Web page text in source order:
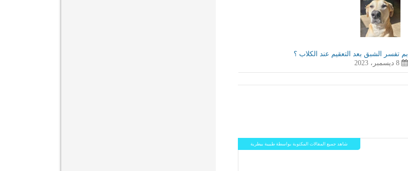
بم تفسر الشبق بعد التعقيم عند الكلاب ؟
8 ديسمبر، 2023
شاهد جميع المقالات المكتوبة بواسطة طبيبة بيطرية